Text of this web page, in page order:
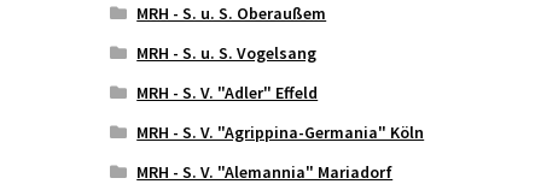
MRH - S. u. S. Oberaußem
MRH - S. u. S. Vogelsang
MRH - S. V. "Adler" Effeld
MRH - S. V. "Agrippina-Germania" Köln
MRH - S. V. "Alemannia" Mariadorf